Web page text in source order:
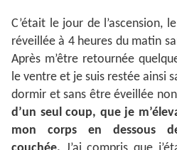
C’était le jour de l’ascension,
réveillée à 4 heures du matin
Après m’être retournée
le ventre et je suis restée ainsi
dormir et sans être éveillée
d’un seul coup, que je
mon corps en dessous